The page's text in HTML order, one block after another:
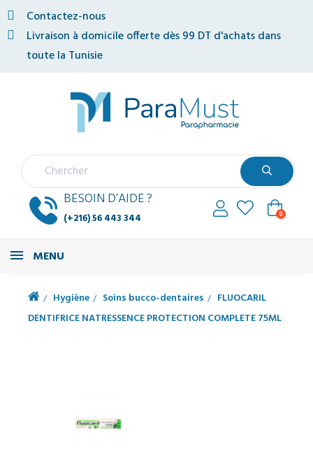
Contactez-nous
Livraison à domicile offerte dès 99 DT d'achats dans
toute la Tunisie
BESOIN D’AIDE ?
(+216) 56 443 344 0
MENU
Hygiène Soins bucco-dentaires
FLUOCARIL
DENTIFRICE NATRESSENCE PROTECTION COMPLETE 75ML